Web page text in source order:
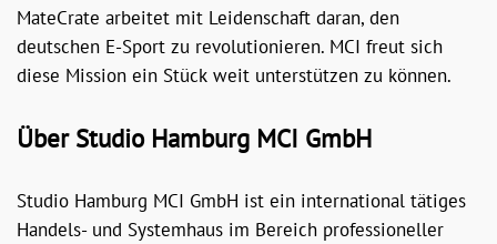
MateCrate arbeitet mit Leidenschaft daran, den
deutschen E-Sport zu revolutionieren. MCI freut sich
diese Mission ein Stück weit unterstützen zu können.
Über Studio Hamburg MCI GmbH
Studio Hamburg MCI GmbH ist ein international tätiges
Handels- und Systemhaus im Bereich professioneller